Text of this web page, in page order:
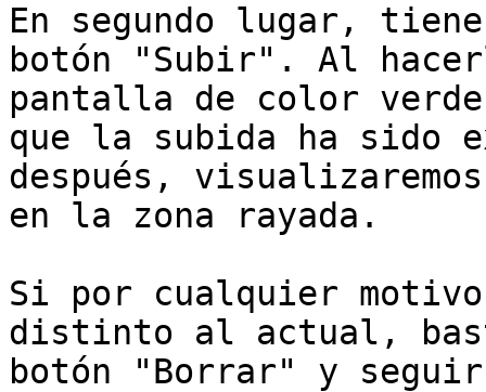
En segundo lugar,
botón "Subir". Al
pantalla de color
que la subida ha sido
después,
en la zona rayada.
Si por cualquier
distinto al actual,
botón "Borrar" y